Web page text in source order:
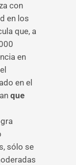
con
en los
que, a
en
en el
que
sólo se